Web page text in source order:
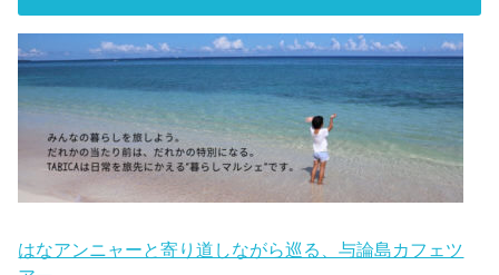
はなアンニャーと寄り道しながら巡る、与論島カフェツ